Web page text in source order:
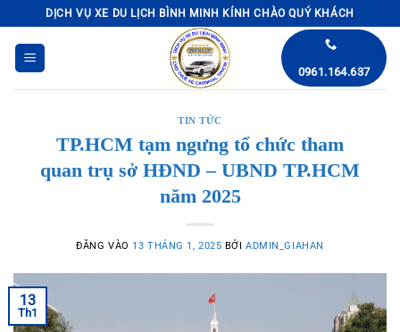
qua
dung
DỊCH VỤ XE DU LỊCH BÌNH MINH KÍNH CHÀO QUÝ KHÁCH
0961.164.637
TIN TỨC
TP.HCM tạm ngưng tổ chức tham
quan trụ sở HĐND – UBND TP.HCM
năm 2025
ĐĂNG VÀO 13 THÁNG 1, 2025 BỞIADMIN_GIAHAN
13
Th1